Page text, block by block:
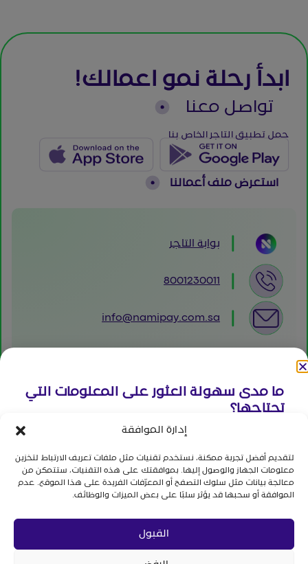
إدارة الموافقة
لتقديم أفضل تجربة ممكنة، نستخدم تقنيات مثل ملفات تعريف الارتباط لتخزين
معلومات الجهاز والوصول إليها. بموافقتك على هذه التقنيات، ستتمكن من
معالجة بيانات مثل سلوك التصفح أو المعرّفات الفريدة على هذا الموقع. عدم
الموافقة أو سحبها قد يؤثر سلبًا على بعض الميزات والوظائف.
القبول
ابدأ رحلة نمو اعمالك!
تواصل معنا
حمل تطبيق التاجر الخاص بنا
استعرض ملف أعمالنا
بوابة التاجر
8001230011
info@namipay.com.sa
العربية السعودية
جميع الحقوق محفوظة لشركة الفضاء القمرية المالية 2026
الشروط والاحكام
الإبلاغ عن مشكلة سياسة الخصوصية
الابلاغ عن الاشتباه والاحتيال المالي
ما مدى سهولة العثور على المعلومات التي
تحتاجها؟
1
2
3
4
5
6
7